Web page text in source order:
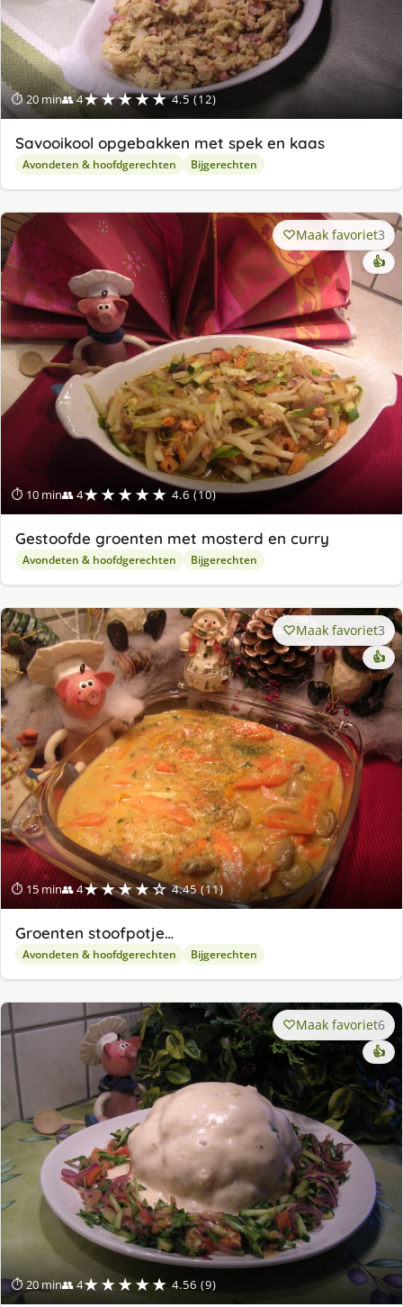
⏱ 20 min👥 4★★★★★ 4.5 (12)
Savooikool opgebakken met spek en kaas
Avondeten & hoofdgerechten Bijgerechten
⏱ 10 min👥 4★★★★★ 4.6 (10)
Maak favoriet3
👍
Gestoofde groenten met mosterd en curry
Avondeten & hoofdgerechten Bijgerechten
⏱ 15 min👥 4★★★★☆ 4.45 (11)
Maak favoriet3
👍
Groenten stoofpotje…
Avondeten & hoofdgerechten Bijgerechten
⏱ 20 min👥 4★★★★★ 4.56 (9)
Maak favoriet6
👍